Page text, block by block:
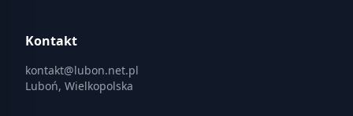
Kontakt
kontakt@lubon.net.pl
Luboń, Wielkopolska